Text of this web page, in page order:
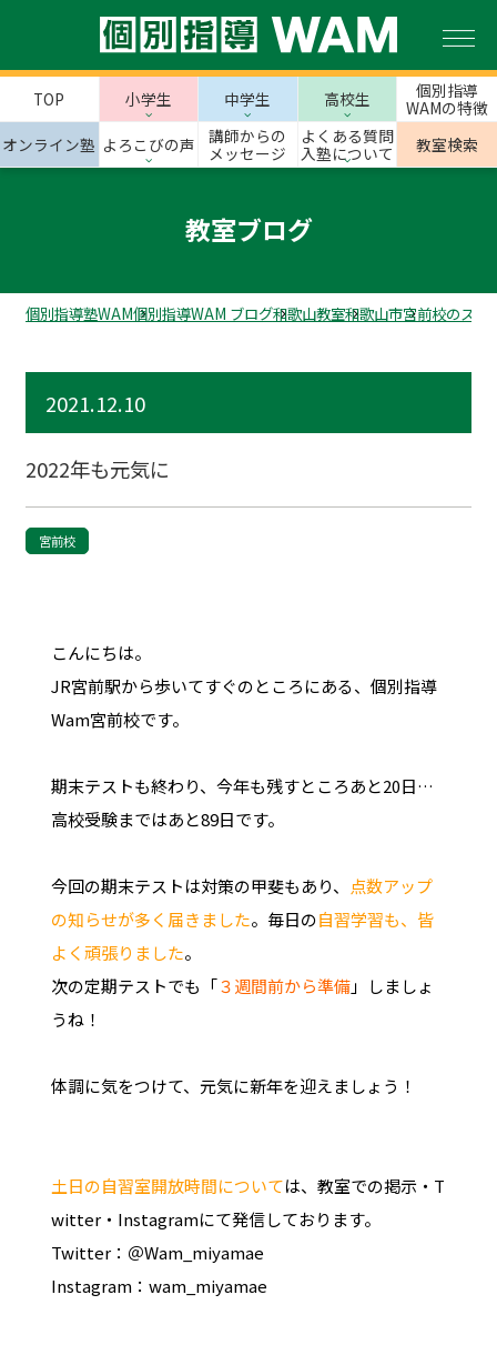
TOP 小学生 中学生 高校生
個別指導
WAMの特徴
オンライン塾 よろこびの声
講師からの
メッセージ
よくある質問
入塾について
教室検索
教室ブログ
個別指導塾WAM個別指導WAM ブログ和歌山教室和歌山市宮前校のスタ
2021.12.10
2022年も元気に
宮前校
こんにちは。
JR宮前駅から歩いてすぐのところにある、個別指導
Wam宮前校です。
期末テストも終わり、今年も残すところあと20日…
高校受験まではあと89日です。
今回の期末テストは対策の甲斐もあり、 点数アップ
の知らせが多く届きました。毎日の自習学習も、皆
よく頑張りました。
次の定期テストでも「３週間前から準備」しましょ
うね！
体調に気をつけて、元気に新年を迎えましょう！
土日の自習室開放時間については、教室での掲示・T
witter・Instagramにて発信しております。
Twitter：＠Wam_miyamae
Instagram：wam_miyamae